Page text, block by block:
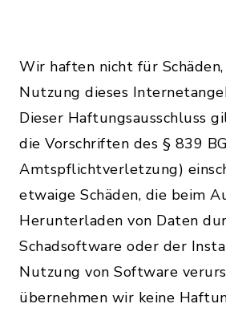
Wir haften nicht für
Nutzung dieses
Dieser Haftungsausschluss
die Vorschriften des § 839
Amtspflichtverletzung)
etwaige Schäden, die beim
Herunterladen von Daten
Schadsoftware oder der
Nutzung von Software
übernehmen wir keine